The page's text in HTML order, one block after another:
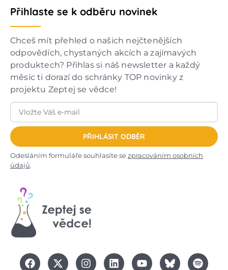
Přihlaste se k odběru novinek
Chceš mít přehled o našich nejčtenějších
odpovědích, chystaných akcích a zajímavých
produktech? Přihlas si náš newsletter a každý
měsíc ti dorazí do schránky TOP novinky z
projektu Zeptej se vědce!
PŘIHLÁSIT ODBĚR
Odesláním formuláře souhlasíte sezpracováním osobních
údajů.